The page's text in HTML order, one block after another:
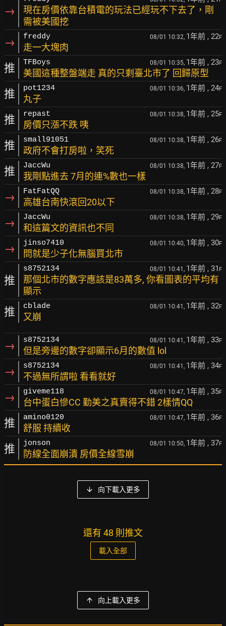
→
現在房價依靠台積電的玩法已經玩不下去了，剛
需被美國挖
→ freddy 08/01 10:32, 1年前 , 22F
走一大塊肉
推 TFBoys 08/01 10:35, 1年前 , 23F
美國這種整盤端走 真的只剩臺北市了 回歸原型
推 pot1234 08/01 10:36, 1年前 , 24F
丸子
推 repast 08/01 10:38, 1年前 , 25F
房價只漲不跌 咦
推 small91051 08/01 10:38, 1年前 , 26F
政府不會打房啦，笑死
推 JaccWu 08/01 10:38, 1年前 , 27F
我剛點進去 7月的連%數也一樣
→ FatFatQQ 08/01 10:38, 1年前 , 28F
高雄台南快滾回20以下
→ JaccWu 08/01 10:38, 1年前 , 29F
和這篇文的資訊也不同
→ jinso7410 08/01 10:40, 1年前 , 30F
問就是少子化無腦買北市
推
s8752134 08/01 10:41, 1年前 , 31 F
那個北市的數字應該是83萬多, 你看圖表的平均有
顯示
推 cblade 08/01 10:41, 1年前 , 32F
又崩
→ s8752134 08/01 10:41, 1年前 , 33F
但是旁邊的數字卻顯示6月的數值 lol
→ s8752134 08/01 10:41, 1年前 , 34F
不過無所謂啦 看看就好
→ giveme118 08/01 10:47, 1年前 , 35F
台中蛋白慘CC 勤美之真賣得不錯 2樣情QQ
推 amino0120 08/01 10:47, 1年前 , 36F
舒服 持續收
推 jonson 08/01 10:50, 1年前 , 37F
防線全面崩潰 房價全線雪崩
向下載入更多
還有 48 則推文
載入全部
向上載入更多